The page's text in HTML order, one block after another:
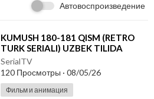
Автовоспроизведение
⁣KUMUSH 180-181 QISM (RETRO
TURK SERIALI) UZBEK TILIDA
SerialTV
120 Просмотры · 08/05/26
Фильм и анимация